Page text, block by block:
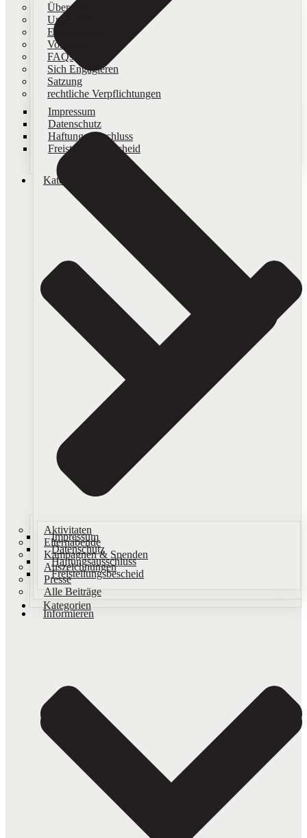
Impressum
Datenschutz
Haftungsausschluss
Freistellungsbescheid
Kategorien
Aktivitaten
Elternabende
Kampagnen & Spenden
Auszeichnungen
Presse
Alle Beiträge
Informieren
Über uns
Unser Ziel
Engelsgarten
Vorstand
FAQs
Sich Engagieren
Satzung
rechtliche Verpflichtungen
Impressum
Datenschutz
Haftungsausschluss
Freistellungsbescheid
Kategorien